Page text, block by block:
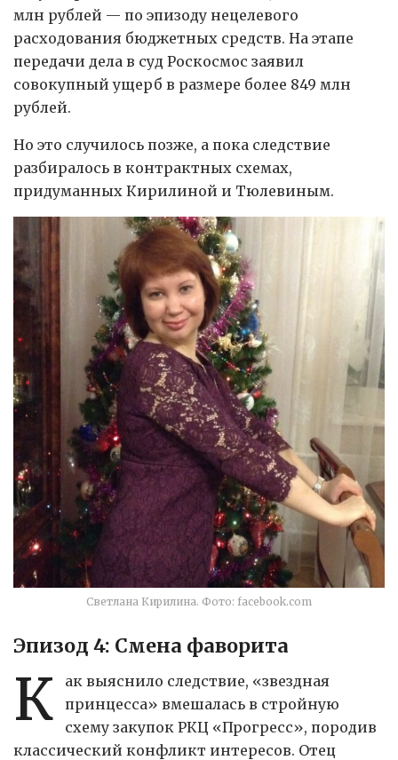
млн рублей — по эпизоду нецелевого
расходования бюджетных средств. На этапе
передачи дела в суд Роскосмос заявил
совокупный ущерб в размере более 849 млн
рублей.
Но это случилось позже, а пока следствие
разбиралось в контрактных схемах,
придуманных Кирилиной и Тюлевиным.
Светлана Кирилина. Фото: facebook.com
Эпизод 4: Смена фаворита
К
ак выяснило следствие, «звездная
принцесса» вмешалась в стройную
схему закупок РКЦ «Прогресс», породив
классический конфликт интересов. Отец